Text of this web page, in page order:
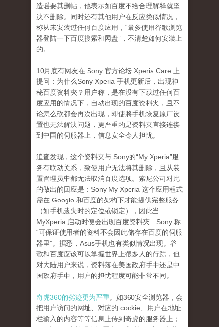
造谣要其删帖，他表示如百度不给合理解释就坚
决不删除。同时还有其他用户在反应类似情况，
称从未安装过任何百度应用，“最多使用谷歌浏览
器登陆一下百度搜索和网盘”，不清楚如何安装上
的。
10月底有网友在 Sony 官方论坛 Xperia Care 上
提问：为什么Sony Xperia 手机更新后，出现神
秘百度资料夾？用户称，是在没有下载过任何百
度应用的情况下，自动出现的百度资料夹，且不
论怎么砍都会再次出现，即使將手机恢复原厂设
置也无法解決问题，更严重的是资料夹直接连接
到中国的伺服器上，信息安全令人担忧。
追查发现，这个资料夹与 Sony的“My Xperia”服
务有联动关系，致使用户无法将其删除，且从装
置管理员中都无法取消百度选项。索尼公司对此
的做出的回应是：Sony My Xperia 这个应用程式
需在 Google 和百度的架构下才能提供完整服务
（如手机遗失时的定位或锁定），因此当
MyXperia 启动时便会出现百度资料夾，Sony 称
“可保证使用者的资料不会因此储存在百度的伺服
器里”。据悉，Asus手机也有类似情况出现。谷
歌和百度应该可以掌握世界上很多人的行踪，但
对大陆用户来说，资料落在美国政府手中还是中
国政府手中，用户的担忧程度可能非常不同。
奇虎360的劣迹更为严重。如360安全浏览器，会
把用户访问的网址、对应的 cookie、用户在地址
栏输入的内容等等信息上传到奇虎的服务器上；